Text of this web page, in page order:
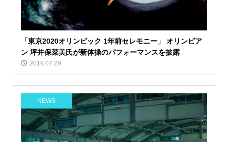
「東京2020オリンピック 1年前セレモニー」 オリンピア
ン 坪井保菜美氏が新体操のパフォーマンスを披露
2019.07.29
NEWS